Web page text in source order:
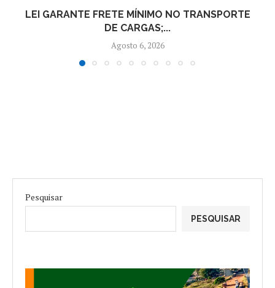
LEI GARANTE FRETE MÍNIMO NO TRANSPORTE
DE CARGAS;...
Agosto 6, 2026
Pesquisar
PESQUISAR